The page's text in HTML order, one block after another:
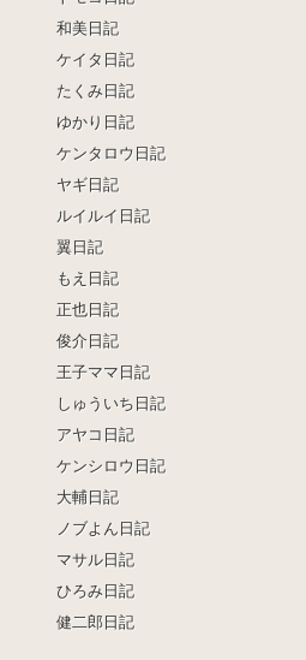
和美日記
ケイタ日記
たくみ日記
ゆかり日記
ケンタロウ日記
ヤギ日記
ルイルイ日記
翼日記
もえ日記
正也日記
俊介日記
王子ママ日記
しゅういち日記
アヤコ日記
ケンシロウ日記
大輔日記
ノブよん日記
マサル日記
ひろみ日記
健二郎日記